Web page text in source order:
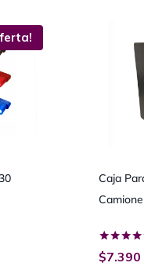
Caja
Valorado
con
$7.390